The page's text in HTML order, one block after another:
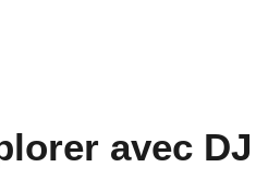
avec